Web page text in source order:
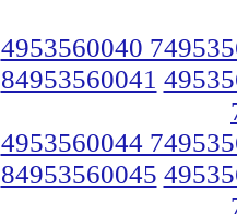
4953560040
84953560041
4953560044
84953560045